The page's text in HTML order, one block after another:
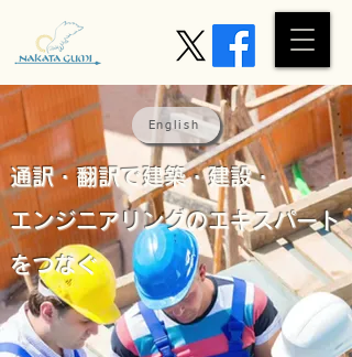
English
通訳・翻訳で建築・建設・
エンジニアリングのエキスパート
をつなぐ